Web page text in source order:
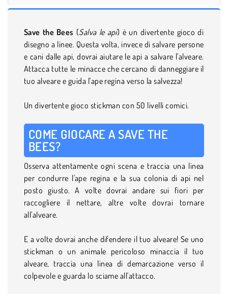
Save the Bees (Salva le api) è un divertente gioco di
disegno a linee. Questa volta, invece di salvare persone
e cani dalle api, dovrai aiutare le api a salvare l'alveare.
Attacca tutte le minacce che cercano di danneggiare il
tuo alveare e guida l'ape regina verso la salvezza!
Un divertente gioco stickman con 50 livelli comici.
COME GIOCARE A SAVE THE
BEES?
Osserva attentamente ogni scena e traccia una linea
per condurre l'ape regina e la sua colonia di api nel
posto giusto. A volte dovrai andare sui fiori per
raccogliere il nettare, altre volte dovrai tornare
all'alveare.
E a volte dovrai anche difendere il tuo alveare! Se uno
stickman o un animale pericoloso minaccia il tuo
alveare, traccia una linea di demarcazione verso il
colpevole e guarda lo sciame all'attacco.